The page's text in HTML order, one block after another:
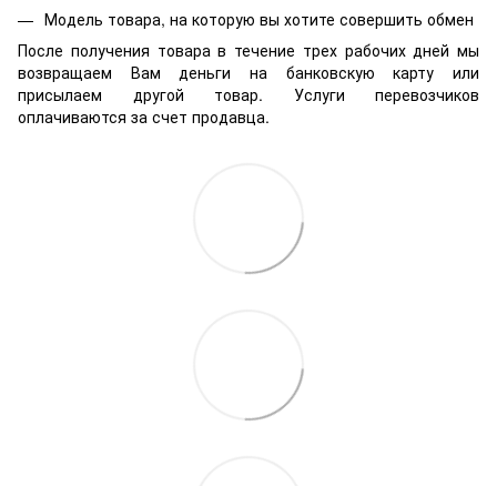
Модель товара, на которую вы хотите совершить обмен
После получения товара в течение трех рабочих дней мы
возвращаем Вам деньги на банковскую карту или
присылаем другой товар. Услуги перевозчиков
оплачиваются за счет продавца.